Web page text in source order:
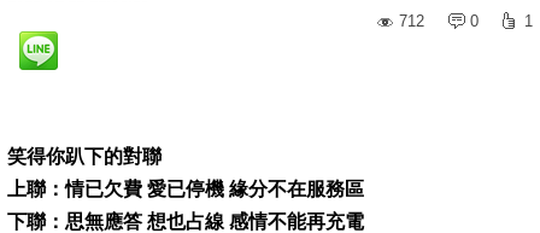
712
0 1
笑得你趴下的對聯
上聯：情已欠費 愛已停機 緣分不在服務區
下聯：思無應答 想也占線 感情不能再充電